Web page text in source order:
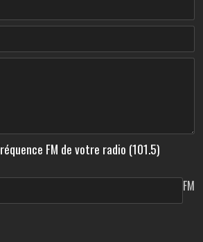
FM de votre radio (101.5)
FM